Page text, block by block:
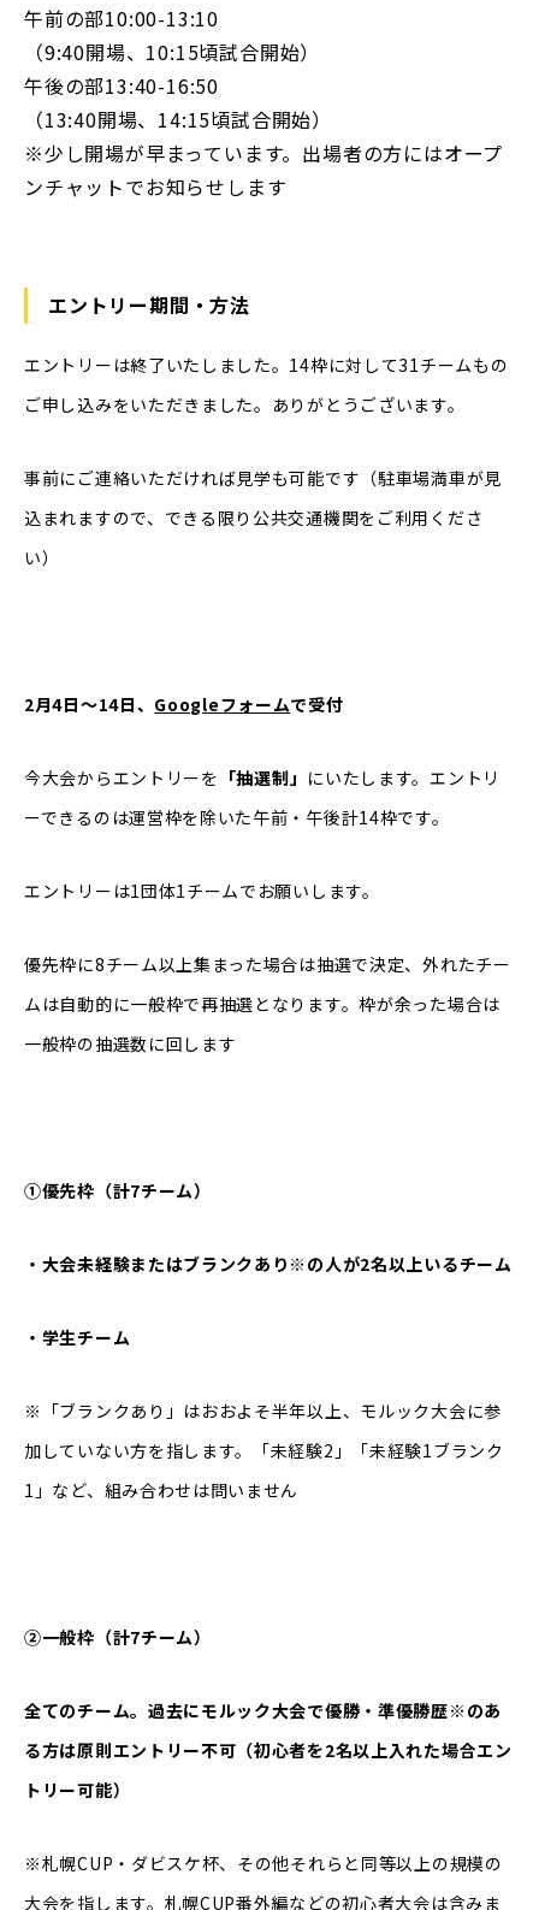
午前の部10:00-13:10
（9:40開場、10:15頃試合開始）
午後の部13:40-16:50
（13:40開場、14:15頃試合開始）
※少し開場が早まっています。出場者の方にはオープ
ンチャットでお知らせします
エントリー期間・方法
エントリーは終了いたしました。14枠に対して31チームもの
ご申し込みをいただきました。ありがとうございます。
事前にご連絡いただければ見学も可能です（駐車場満車が見
込まれますので、できる限り公共交通機関をご利用くださ
い）
2月4日～14日、 Googleフォームで受付
今大会からエントリーを 「抽選制」 にいたします。エントリ
ーできるのは運営枠を除いた午前・午後計14枠です。
エントリーは1団体1チームでお願いします。
優先枠に8チーム以上集まった場合は抽選で決定、外れたチー
ムは自動的に一般枠で再抽選となります。枠が余った場合は
一般枠の抽選数に回します
①優先枠（計7チーム）
・大会未経験またはブランクあり※の人が2名以上いるチーム
・学生チーム
※「ブランクあり」はおおよそ半年以上、モルック大会に参
加していない方を指します。「未経験2」「未経験1ブランク
1」など、組み合わせは問いません
②一般枠（計7チーム）
全てのチーム。過去にモルック大会で優勝・準優勝歴※ のあ
る方は原則エントリー不可（初心者を2名以上入れた場合エン
トリー可能）
※札幌CUP・ダビスケ杯、その他それらと同等以上の規模の
大会を指します。札幌CUP番外編などの初心者大会は含みま